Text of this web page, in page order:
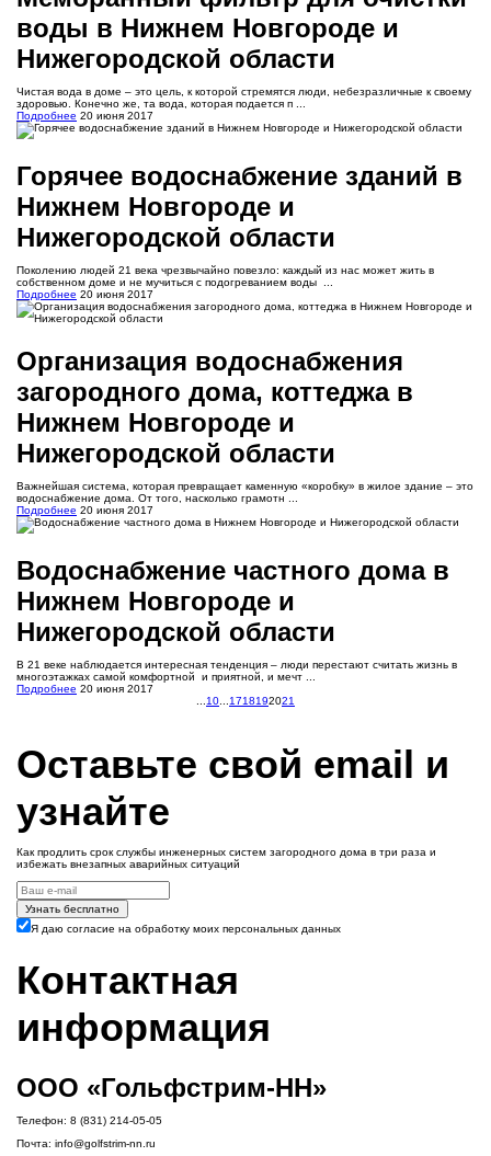
воды в Нижнем Новгороде и
Нижегородской области
Чистая вода в доме – это цель, к которой стремятся люди, небезразличные к своему
здоровью. Конечно же, та вода, которая подается п ...
Подробнее 20 июня 2017
Горячее водоснабжение зданий в
Нижнем Новгороде и
Нижегородской области
Поколению людей 21 века чрезвычайно повезло: каждый из нас может жить в
собственном доме и не мучиться с подогреванием воды ...
Подробнее 20 июня 2017
Организация водоснабжения
загородного дома, коттеджа в
Нижнем Новгороде и
Нижегородской области
Важнейшая система, которая превращает каменную «коробку» в жилое здание – это
водоснабжение дома. От того, насколько грамотн ...
Подробнее 20 июня 2017
Водоснабжение частного дома в
Нижнем Новгороде и
Нижегородской области
В 21 веке наблюдается интересная тенденция – люди перестают считать жизнь в
многоэтажках самой комфортной и приятной, и мечт ...
Подробнее 20 июня 2017
10 1718192021
Оставьте свой email и
узнайте
Как продлить срок службы инженерных систем загородного дома в три раза и
избежать внезапных аварийных ситуаций
Узнать бесплатно
Я даю согласие на обработку моих персональных данных
Контактная
информация
ООО «Гольфстрим-НН»
Телефон: 8 (831) 214-05-05
Почта: info@golfstrim-nn.ru